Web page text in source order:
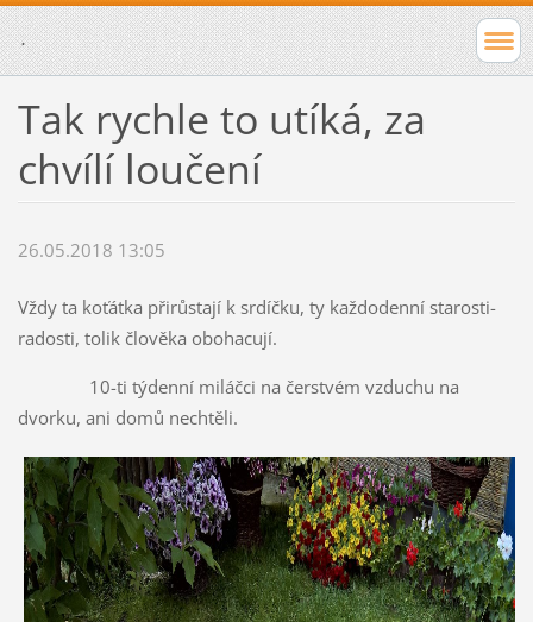
.
Tak rychle to utíká, za
chvílí loučení
26.05.2018 13:05
Vždy ta koťátka přirůstají k srdíčku, ty každodenní starosti-
radosti, tolik člověka obohacují.
10-ti týdenní miláčci na čerstvém vzduchu na
dvorku, ani domů nechtěli.